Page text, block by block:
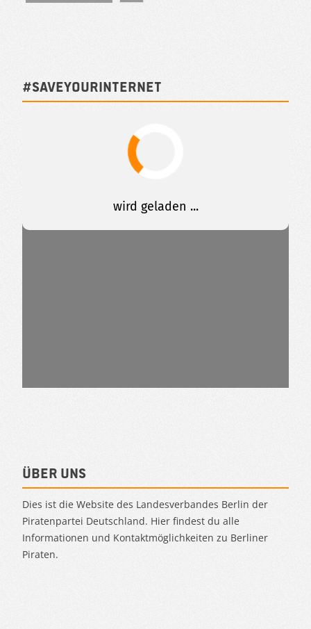
#SAVEYOURINTERNET
Über uns
Dies ist die Website des Landesverbandes Berlin der
Piratenpartei Deutschland. Hier findest du alle
Informationen und Kontaktmöglichkeiten zu Berliner
Piraten.